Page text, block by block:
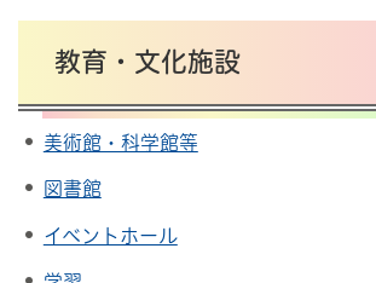
教育・文化施設
美術館・科学館等
図書館
イベントホール